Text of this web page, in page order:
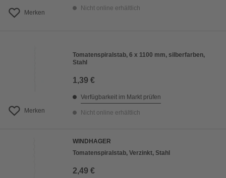
Merken
Nicht online erhältlich
Merken
Tomatenspiralstab, 6 x 1100 mm, silberfarben,
Stahl
1,39 €
Verfügbarkeit im Markt prüfen
Nicht online erhältlich
WINDHAGER
Tomatenspiralstab, Verzinkt, Stahl
2,49 €